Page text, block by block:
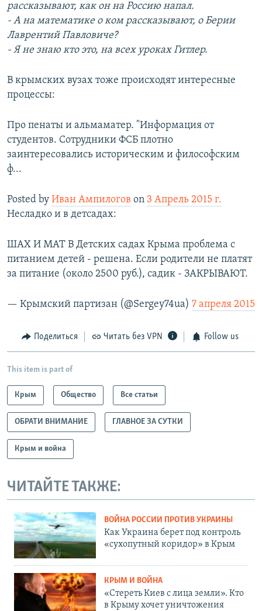
рассказывают, как он на Россию напал.
- А на математике о ком рассказывают, о Берии
Лаврентий Павловиче?
- Я не знаю кто это, на всех уроках Гитлер.
В крымских вузах тоже происходят интересные
процессы:
Про пенаты и альмаматер. "Информация от
студентов. Сотрудники ФСБ плотно
заинтересовались историческим и философским
ф...
Posted by Иван Ампилогов on 3 Апрель 2015 г.
Несладко и в детсадах:
ШАХ И МАТ В Детских садах Крыма проблема с
питанием детей - решена. Если родители не платят
за питание (около 2500 руб.), садик - ЗАКРЫВАЮТ.
— Крымский партизан (@Sergey74ua) 7 апреля 2015
Поделиться Читать без VPN Follow us
This item is part of
Крым Общество Все статьи
ОБРАТИ ВНИМАНИЕ ГЛАВНОЕ ЗА СУТКИ
Крым и война
ЧИТАЙТЕ ТАКЖЕ:
ВОЙНА РОССИИ ПРОТИВ УКРАИНЫ
Как Украина берет под контроль
«сухопутный коридор» в Крым
КРЫМ И ВОЙНА
«Стереть Киев с лица земли». Кто
в Крыму хочет уничтожения